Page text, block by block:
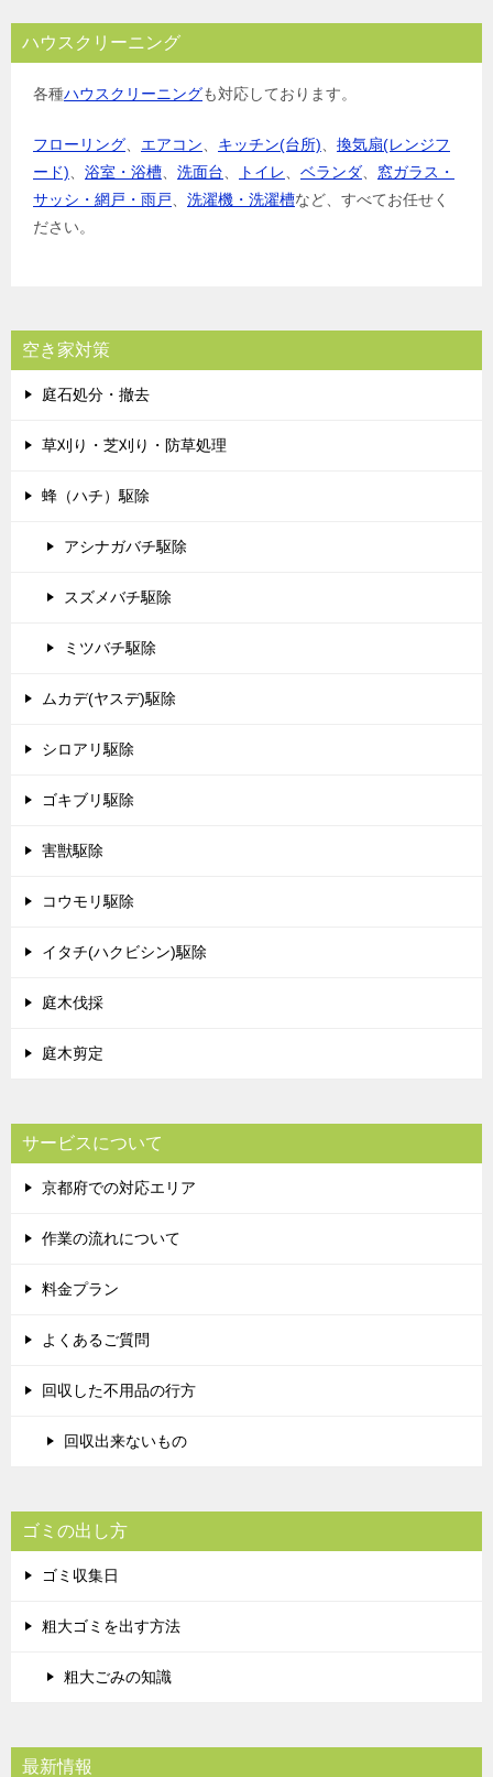
ハウスクリーニング
各種ハウスクリーニングも対応しております。
フローリング エアコン キッチン(台所)
換気扇(レンジフ
ード)
浴室・浴槽 洗面台 トイレ ベランダ
窓ガラス・
サッシ・網戸・雨戸
洗濯機・洗濯槽など、すべてお任せく
ださい。
空き家対策
庭石処分・撤去
草刈り・芝刈り・防草処理
蜂（ハチ）駆除
アシナガバチ駆除
スズメバチ駆除
ミツバチ駆除
ムカデ(ヤスデ)駆除
シロアリ駆除
ゴキブリ駆除
害獣駆除
コウモリ駆除
イタチ(ハクビシン)駆除
庭木伐採
庭木剪定
サービスについて
京都府での対応エリア
作業の流れについて
料金プラン
よくあるご質問
回収した不用品の行方
回収出来ないもの
ゴミの出し方
ゴミ収集日
粗大ゴミを出す方法
粗大ごみの知識
最新情報